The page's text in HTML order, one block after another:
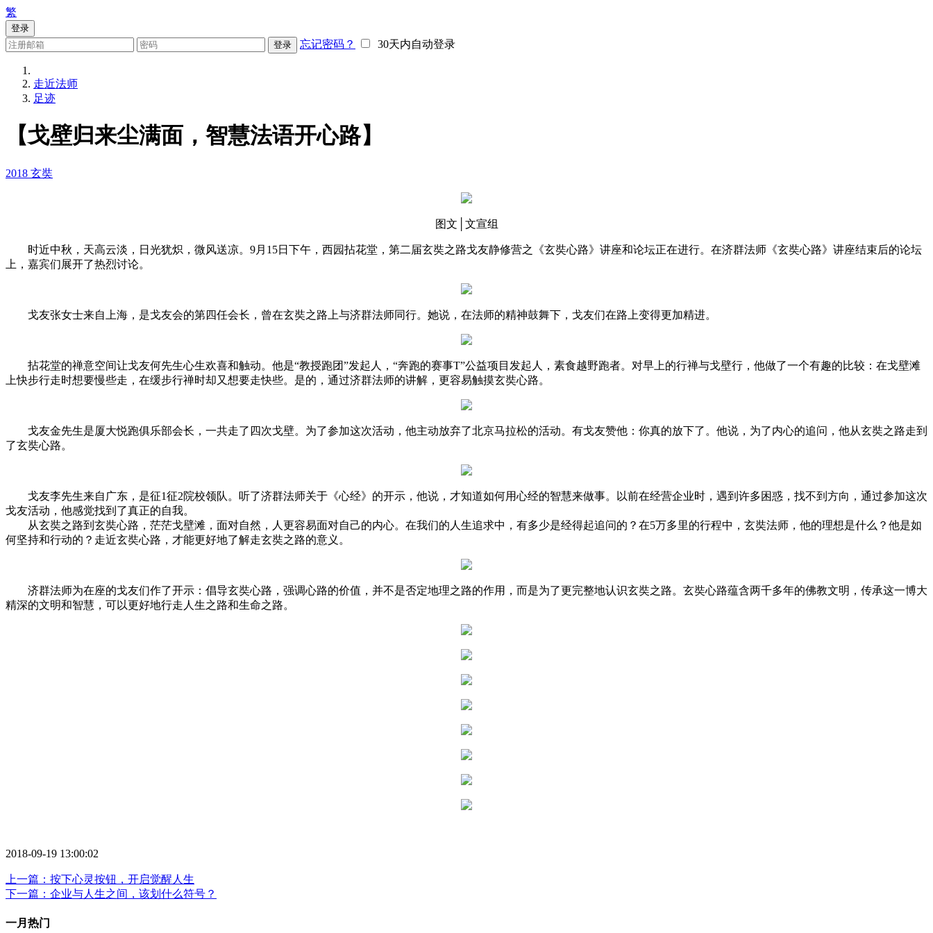
繁
登录
登录
忘记密码？ 30天内自动登录
走近法师
足迹
【戈壁归来尘满面，智慧法语开心路】
2018 玄奘
图文│文宣组
时近中秋，天高云淡，日光犹炽，微风送凉。9月15日下午，西园拈花堂，第二届玄奘之路戈友静修营之《玄奘心路》讲座和论坛正在进行。在济群法师《玄奘心路》讲座结束后的论坛
上，嘉宾们展开了热烈讨论。
戈友张女士来自上海，是戈友会的第四任会长，曾在玄奘之路上与济群法师同行。她说，在法师的精神鼓舞下，戈友们在路上变得更加精进。
拈花堂的禅意空间让戈友何先生心生欢喜和触动。他是“教授跑团”发起人，“奔跑的赛事T”公益项目发起人，素食越野跑者。对早上的行禅与戈壁行，他做了一个有趣的比较：在戈壁滩
上快步行走时想要慢些走，在缓步行禅时却又想要走快些。是的，通过济群法师的讲解，更容易触摸玄奘心路。
戈友金先生是厦大悦跑俱乐部会长，一共走了四次戈壁。为了参加这次活动，他主动放弃了北京马拉松的活动。有戈友赞他：你真的放下了。他说，为了内心的追问，他从玄奘之路走到
了玄奘心路。
戈友李先生来自广东，是征1征2院校领队。听了济群法师关于《心经》的开示，他说，才知道如何用心经的智慧来做事。以前在经营企业时，遇到许多困惑，找不到方向，通过参加这次
戈友活动，他感觉找到了真正的自我。
从玄奘之路到玄奘心路，茫茫戈壁滩，面对自然，人更容易面对自己的内心。在我们的人生追求中，有多少是经得起追问的？在5万多里的行程中，玄奘法师，他的理想是什么？他是如
何坚持和行动的？走近玄奘心路，才能更好地了解走玄奘之路的意义。
济群法师为在座的戈友们作了开示：倡导玄奘心路，强调心路的价值，并不是否定地理之路的作用，而是为了更完整地认识玄奘之路。玄奘心路蕴含两千多年的佛教文明，传承这一博大
精深的文明和智慧，可以更好地行走人生之路和生命之路。
2018-09-19 13:00:02
上一篇：按下心灵按钮，开启觉醒人生
下一篇：企业与人生之间，该划什么符号？
一月热门